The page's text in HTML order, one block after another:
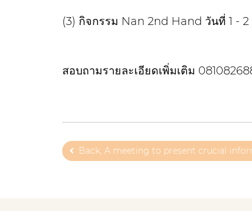
(3) กิจกรรม Nan 2nd Hand วันที่ 1 -
สอบถามรายละเอียดเพิ่มเติม
Back, A meeting to present crucial